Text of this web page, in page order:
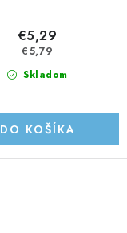
Skladom
€5,29
€5,79
DO KOŠÍKA